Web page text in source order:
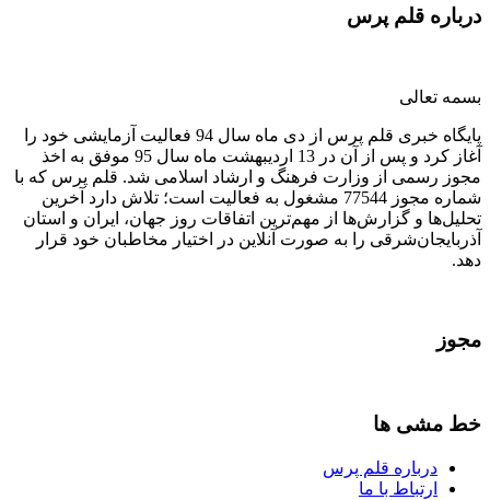
درباره قلم پرس
بسمه تعالی
پایگاه خبری قلم پرس از دی ماه سال 94 فعالیت آزمایشی خود را
آغاز کرد و پس از آن در 13 اردیبهشت ماه سال 95 موفق به اخذ
مجوز رسمی از وزارت فرهنگ و ارشاد اسلامی شد. قلم پرس که با
شماره مجوز 77544 مشغول به فعالیت است؛ تلاش دارد آخرین
تحلیل‌ها و گزارش‌ها از مهم‌ترین اتفاقات روز جهان، ایران و استان
آذربایجان‌شرقی را به صورت آنلاین در اختیار مخاطبان خود قرار
دهد.
مجوز
خط مشی ها
درباره قلم پرس
ارتباط با ما